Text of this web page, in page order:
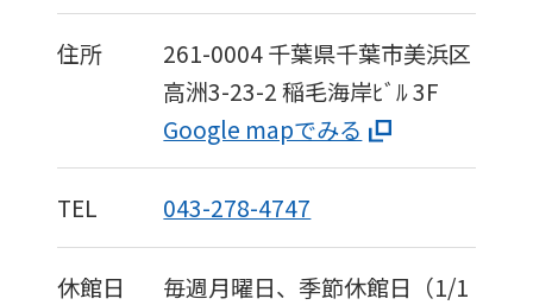
住所 261-0004千葉県千葉市美浜区
高洲3-23-2稲毛海岸ﾋﾞﾙ 3F
Google mapでみる
TEL 043-278-4747
休館日
毎週月曜日、季節休館日（1/1